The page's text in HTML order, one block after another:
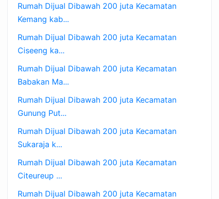
Rumah Dijual Dibawah 200 juta Kecamatan
Kemang kab...
Rumah Dijual Dibawah 200 juta Kecamatan
Ciseeng ka...
Rumah Dijual Dibawah 200 juta Kecamatan
Babakan Ma...
Rumah Dijual Dibawah 200 juta Kecamatan
Gunung Put...
Rumah Dijual Dibawah 200 juta Kecamatan
Sukaraja k...
Rumah Dijual Dibawah 200 juta Kecamatan
Citeureup ...
Rumah Dijual Dibawah 200 juta Kecamatan